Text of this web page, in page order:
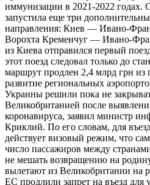
иммунизации в 2021-2022 годах.
запустила еще три
направления: Киев — Ивано-
Ворохта Кременчуг — Ивано-
из Киева отправился первый
этот поезд следовал только до
маршрут продлен 2,4 млрд грн из
развитие региональных
Украины решили пока не
Великобританией после
коронавируса, заявил министр
Криклий. По его словам, для
действует визовый режим, что
число пассажиров между
не мешать возвращению на
вылетают из Великобритании на
ЕС продлили запрет на въезд для